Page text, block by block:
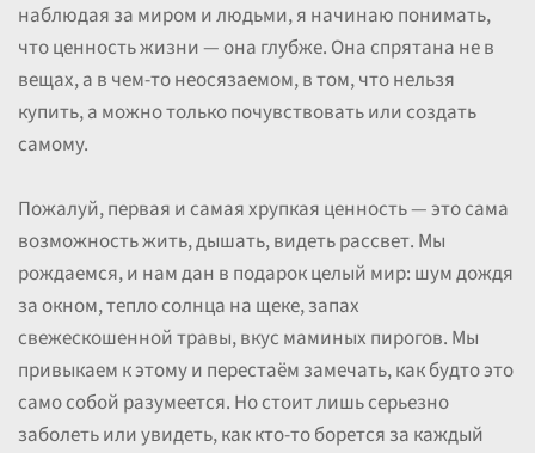
наблюдая за миром и людьми, я начинаю понимать,
что ценность жизни — она глубже. Она спрятана не в
вещах, а в чем-то неосязаемом, в том, что нельзя
купить, а можно только почувствовать или создать
самому.
Пожалуй, первая и самая хрупкая ценность — это сама
возможность жить, дышать, видеть рассвет. Мы
рождаемся, и нам дан в подарок целый мир: шум дождя
за окном, тепло солнца на щеке, запах
свежескошенной травы, вкус маминых пирогов. Мы
привыкаем к этому и перестаём замечать, как будто это
само собой разумеется. Но стоит лишь серьезно
заболеть или увидеть, как кто-то борется за каждый